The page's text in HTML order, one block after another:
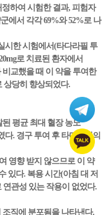
하여 시험한 결과, 피험자
에서 각각 69%와 52%로 나
시한 시험에서(타다라필 투
로 치료된 환자에서
비교했을 때 이 약을 투여한
상당히 향상되었다.
평균 최대 혈장 농도
다. 경구 투여 후 타다라필의
영향 받지 않으므로 이 약
있다. 복용 시간(아침 대 저
관성 있는 작용이 없었다.
직에 분포됨을 나타낸다.